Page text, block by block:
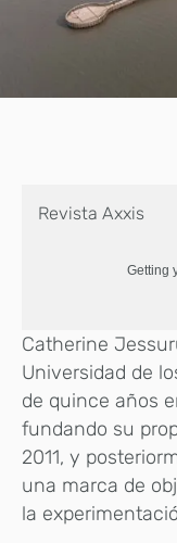
Revista Axxis
Getting
Catherine
Universidad de
de quince años
fundando su
2011, y
una marca de
la